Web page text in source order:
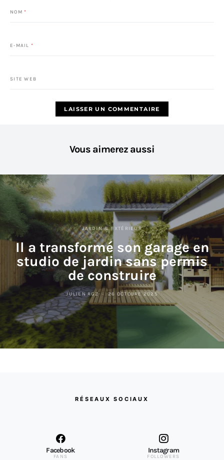
NOM *
E-MAIL *
SITE WEB
Vous aimerez aussi
JARDIN & EXTÉRIEUR
Il a transformé son garage en
studio de jardin sans permis
de construire
JULIEN AGZ 26 OCTOBRE 2025
RÉSEAUX SOCIAUX
Facebook
FANS
Instagram
FOLLOWERS